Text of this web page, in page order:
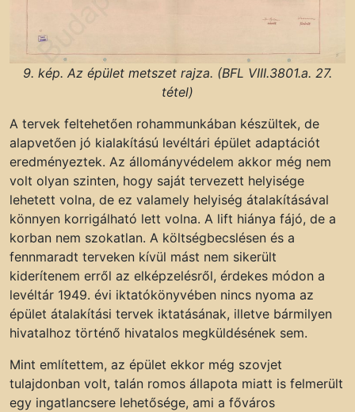
9. kép. Az épület metszet rajza. (BFL VIII.3801.a. 27.
tétel)
A tervek feltehetően rohammunkában készültek, de
alapvetően jó kialakítású levéltári épület adaptációt
eredményeztek. Az állományvédelem akkor még nem
volt olyan szinten, hogy saját tervezett helyisége
lehetett volna, de ez valamely helyiség átalakításával
könnyen korrigálható lett volna. A lift hiánya fájó, de a
korban nem szokatlan. A költségbecslésen és a
fennmaradt terveken kívül mást nem sikerült
kiderítenem erről az elképzelésről, érdekes módon a
levéltár 1949. évi iktatókönyvében nincs nyoma az
épület átalakítási tervek iktatásának, illetve bármilyen
hivatalhoz történő hivatalos megküldésének sem.
Mint említettem, az épület ekkor még szovjet
tulajdonban volt, talán romos állapota miatt is felmerült
egy ingatlancsere lehetősége, ami a főváros